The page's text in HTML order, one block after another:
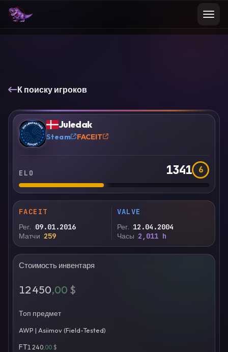
К поиску игроков
? Juledak
Steam FACEIT
ELO 1341 6
FACEIT
Рег. 09.01.2016
Матчи 259
VALVE
Рег. 12.04.2004
Часы 2,011 h
Стоимость инвентаря
12 450,00 $
Топ предмет
AWP | Asiimov (Field-Tested)
FT1 240 ,00 $